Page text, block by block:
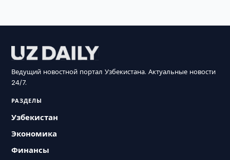
Ведущий новостной портал Узбекистана. Актуальные новости
24/7.
РАЗДЕЛЫ
Узбекистан
Экономика
Финансы